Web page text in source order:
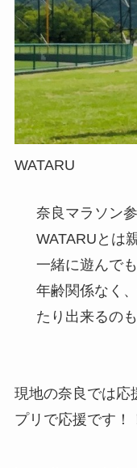
WATARU
奈良マラソン
WATARUとは
一緒に遊んで
年齢関係なく
たり出来るの
現地の奈良では応
プリで応援です！